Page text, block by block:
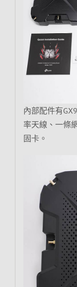
內部配件有
率天線、一條
固卡。